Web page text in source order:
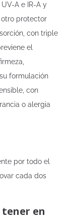
A e IR-A y
otro protector
con triple
el
formulación
con
o alergia
por todo el
cada dos
tener en